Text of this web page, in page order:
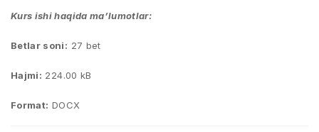
Kurs ishi haqida ma’lumotlar:
Betlar soni: 27 bet
Hajmi: 224.00 kB
Format: DOCX